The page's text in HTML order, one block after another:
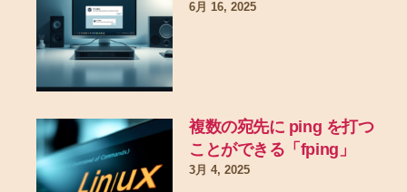
6月 16, 2025
複数の宛先に ping を打つ
ことができる「fping」
3月 4, 2025